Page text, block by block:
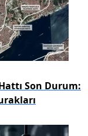
Son Durum: